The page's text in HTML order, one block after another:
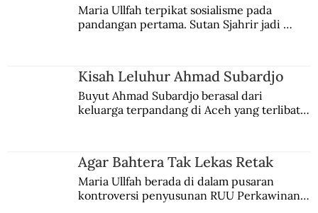
Maria Ullfah terpikat sosialisme pada
pandangan pertama. Sutan Sjahrir jadi
Kisah Leluhur Ahmad Subardjo
Buyut Ahmad Subardjo berasal dari
keluarga terpandang di Aceh yang terlibat
Agar Bahtera Tak Lekas Retak
Maria Ullfah berada di dalam pusaran
kontroversi penyusunan RUU Perkawinan.